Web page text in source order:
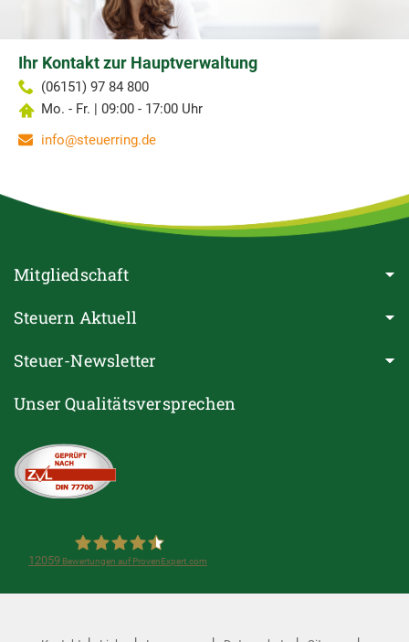
Ihr Kontakt zur Hauptverwaltung
(06151) 97 84 800
Mo. - Fr. | 09:00 - 17:00 Uhr
info@steuerring.de
Mitgliedschaft
Steuern Aktuell
Steuer-Newsletter
Unser Qualitätsversprechen
Steuerring e.V.(Lohnsteuerhilfeverein)
12059 Bewertungen auf ProvenExpert.com